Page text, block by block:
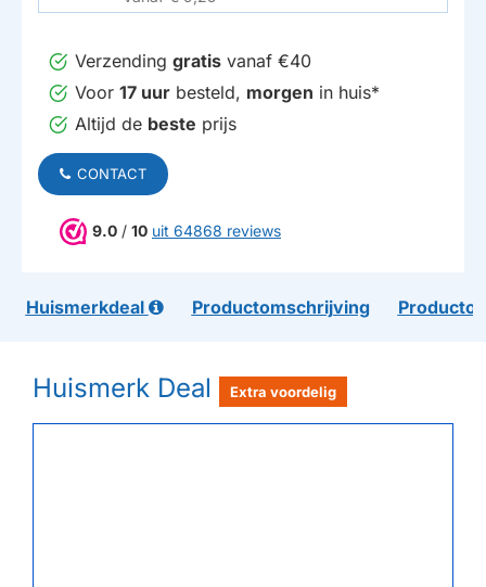
Verzending gratis vanaf €40
Voor 17 uur besteld, morgen in huis*
Altijd de beste prijs
CONTACT
9.0 / 10 uit 64868 reviews
Huismerkdeal Productomschrijving
Huismerk Deal Extra voordelig